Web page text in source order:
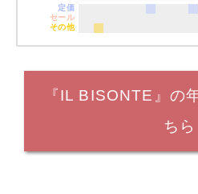
定価
セール
その他
『IL BISONTE』の
ちら